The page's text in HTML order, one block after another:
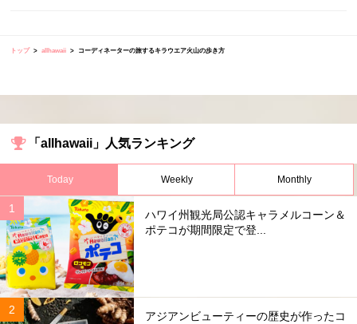
トップ allhawaii コーディネーターの旅するキラウエア火山の歩き方
「allhawaii」人気ランキング
Today Weekly Monthly
ハワイ州観光局公認キャラメルコーン＆
ポテコが期間限定で登...
アジアンビューティーの歴史が作ったコ